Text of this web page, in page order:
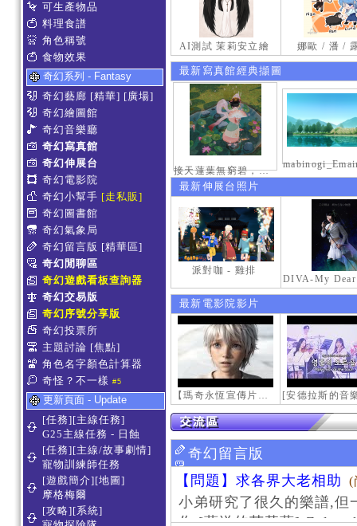
可生產物品
料理食譜
角色稱號
食物效果
奇幻系列 - Fantasy
奇幻藝廊 [精華] [廣場]
奇幻繪圖館
奇幻音樂廳
奇幻寫真館
奇幻伸展台
奇幻電影院
奇幻小幫手 [走私販]
奇幻圖書館
奇幻氣象局
奇幻留言版 [精華區]
奇幻閒聊區
奇幻遊戲看板查詢器
奇幻交易版
奇幻序號分享版
奇幻投票所
主題討論 [焦點]
角色名字顏色計算器
奇怪？不一樣 #5
更新頁面 - Update
[任務][主線任務]
G25主線任務 - 日蝕
[任務][主線/故事劇情]
寵物訓練師任務
[遊戲簡介][地圖]
摩格梅爾
[攻略][系統]
AI測試 茉莉安立繪 娜歐 / 潘 /
最新寫真館經典擷圖
接天蓮葉無窮碧，映日荷花別樣紅。
最新伸展台照片
派對咖 - 雞排
最新電影院影片
【瑪奇永恆宣傳片】最初的感動
奇幻留言版
【問題】求各界大老相助
(
小弟研究了很久的樂譜,但
作 [葬送的芙莉蓮]-